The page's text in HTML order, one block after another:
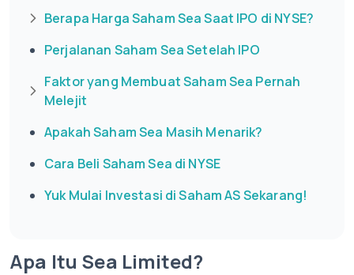
Berapa Harga Saham Sea Saat IPO di NYSE?
Perjalanan Saham Sea Setelah IPO
Faktor yang Membuat Saham Sea Pernah
Melejit
Apakah Saham Sea Masih Menarik?
Cara Beli Saham Sea di NYSE
Yuk Mulai Investasi di Saham AS Sekarang!
Apa Itu Sea Limited?